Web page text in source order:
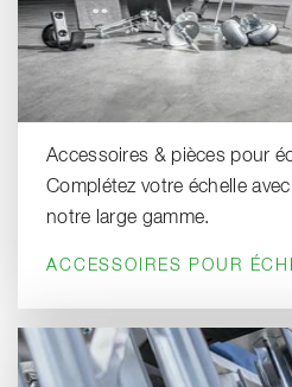
Accessoires & pièces pour
Complétez votre échelle
notre large gamme.
ACCESSOIRES POUR